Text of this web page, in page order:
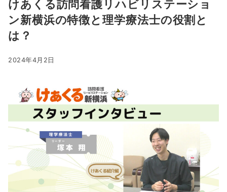
けあくる訪問看護リハビリステーショ
ン新横浜の特徴と理学療法士の役割と
は？
2024年4月2日